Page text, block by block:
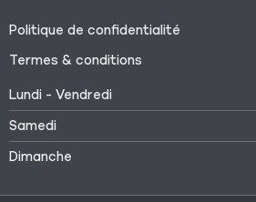
Politique de confidentialité
Termes & conditions
Lundi - Vendredi
Samedi
Dimanche